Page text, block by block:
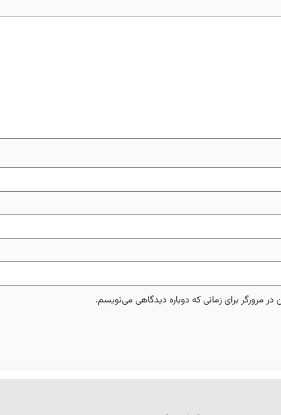
مرورگر برای زمانی که دوباره دیدگاهی می‌نویسم.